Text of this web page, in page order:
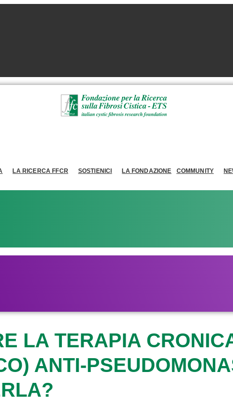
LA RICERCA FFCR SOSTIENICI LA FONDAZIONE COMMUNITY
LA TERAPIA
ANTI-